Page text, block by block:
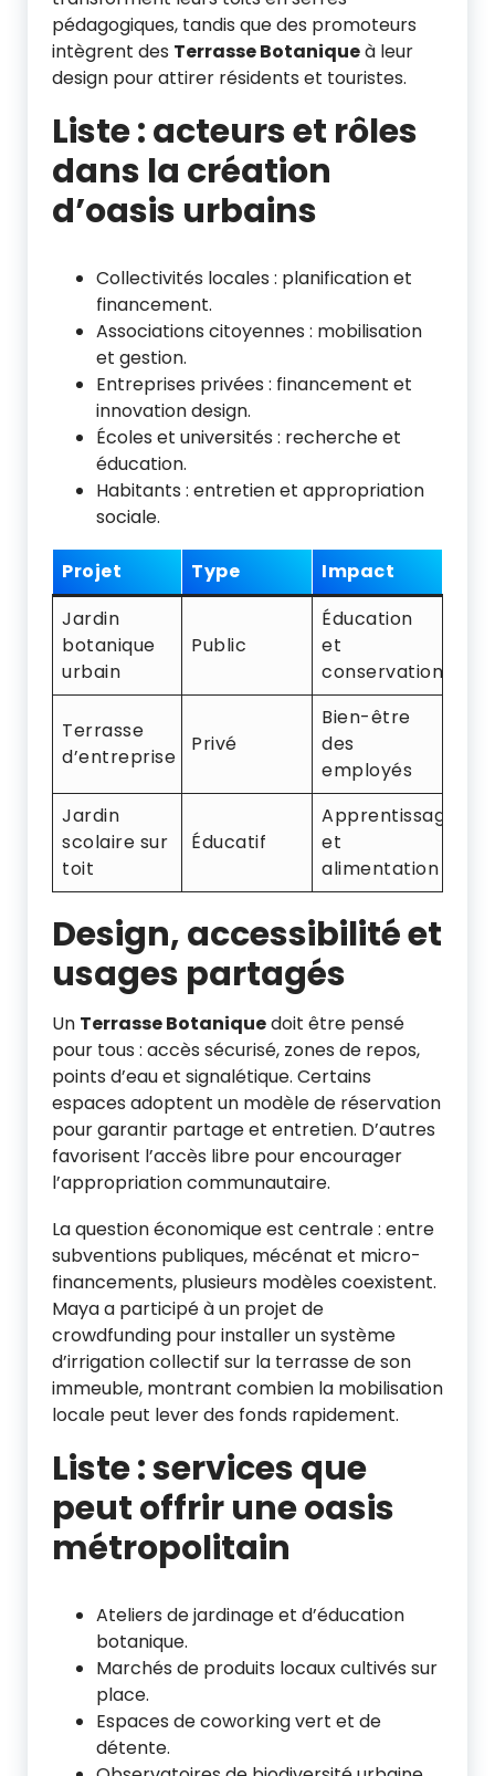
pédagogiques, tandis que des promoteurs
intègrent des Terrasse Botaniqueà leur
design pour attirer résidents et touristes.
Liste : acteurs et rôles
dans la création
d’oasis urbains
Collectivités locales : planification et
financement.
Associations citoyennes : mobilisation
et gestion.
Entreprises privées : financement et
innovation design.
Écoles et universités : recherche et
éducation.
Habitants : entretien et appropriation
sociale.
Projet Type
Impact
Jardin
botanique
urbain
Public
Éducation
et
conservation
Terrasse
d’entreprise
Privé
Bien-être
des
employés
Jardin
scolaire sur
toit
Éducatif
Apprentissage
et
alimentation
Design, accessibilité et
usages partagés
Un Terrasse Botaniquedoit être pensé
pour tous : accès sécurisé, zones de repos,
points d’eau et signalétique. Certains
espaces adoptent un modèle de réservation
pour garantir partage et entretien. D’autres
favorisent l’accès libre pour encourager
l’appropriation communautaire.
La question économique est centrale : entre
subventions publiques, mécénat et micro-
financements, plusieurs modèles coexistent.
Maya a participé à un projet de
crowdfunding pour installer un système
d’irrigation collectif sur la terrasse de son
immeuble, montrant combien la mobilisation
locale peut lever des fonds rapidement.
Liste : services que
peut offrir une oasis
métropolitain
Ateliers de jardinage et d’éducation
botanique.
Marchés de produits locaux cultivés sur
place.
Espaces de coworking vert et de
détente.